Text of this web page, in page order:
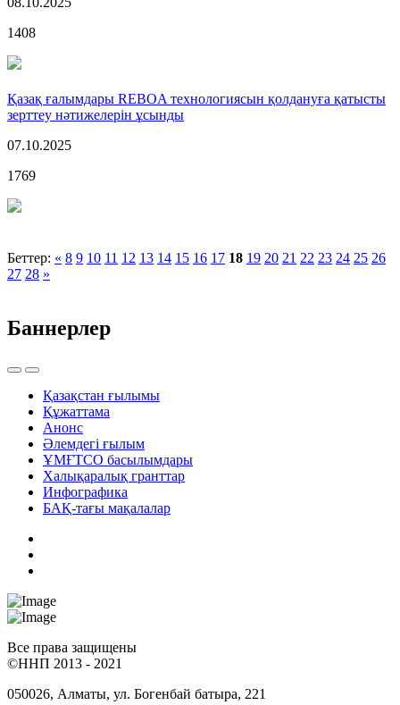
1408
Қазақ ғалымдары REBOA технологиясын қолдануға қатысты
зерттеу нәтижелерін ұсынды
07.10.2025
1769
Беттер: « 8 9 10 11 12 13 14 15 16 17 18 19 20 21 22 23 24 25 26
27 28 »
Баннерлер
Қазақстан ғылымы
Құжаттама
Анонс
Әлемдегі ғылым
ҰМҒТСО басылымдары
Халықаралық гранттар
Инфографика
БАҚ-тағы мақалалар
Все права защищены
©ННП 2013 - 2021
050026, Алматы, ул. Богенбай батыра, 221